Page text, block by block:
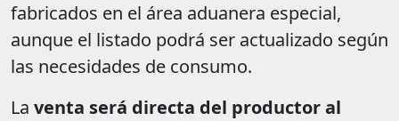
fabricados en el área aduanera especial,
aunque el listado podrá ser actualizado según
las necesidades de consumo.
La venta será directa del productor al